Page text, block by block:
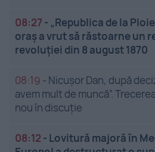
08:27 - „Republica de la
oraș a vrut să răstoarne un
revoluției din 8 august 1870
08:19 - Nicușor Dan, după
avem mult de muncă”.
nou în discuție
08:12 - Lovitură majoră în